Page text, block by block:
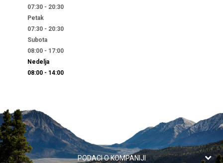
07:30 - 20:30
Petak
07:30 - 20:30
Subota
08:00 - 17:00
Nedelja
08:00 - 14:00
PODACI O KOMPANIJI